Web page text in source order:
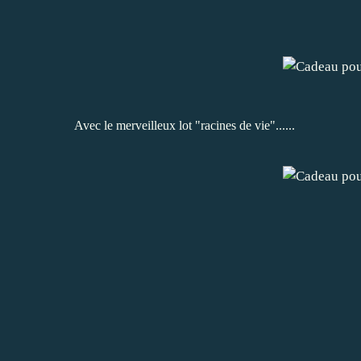
Avec le merveilleux lot "racines de vie"......